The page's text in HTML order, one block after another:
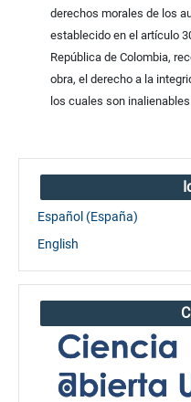
derechos morales de los
establecido en el artículo
República de Colombia,
obra, el derecho a la
los cuales son
Español (España)
English